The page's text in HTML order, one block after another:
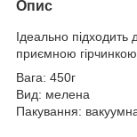
Опис
Ідеально підходить
приємною
Вага: 450г
Вид: мелена
Пакування: